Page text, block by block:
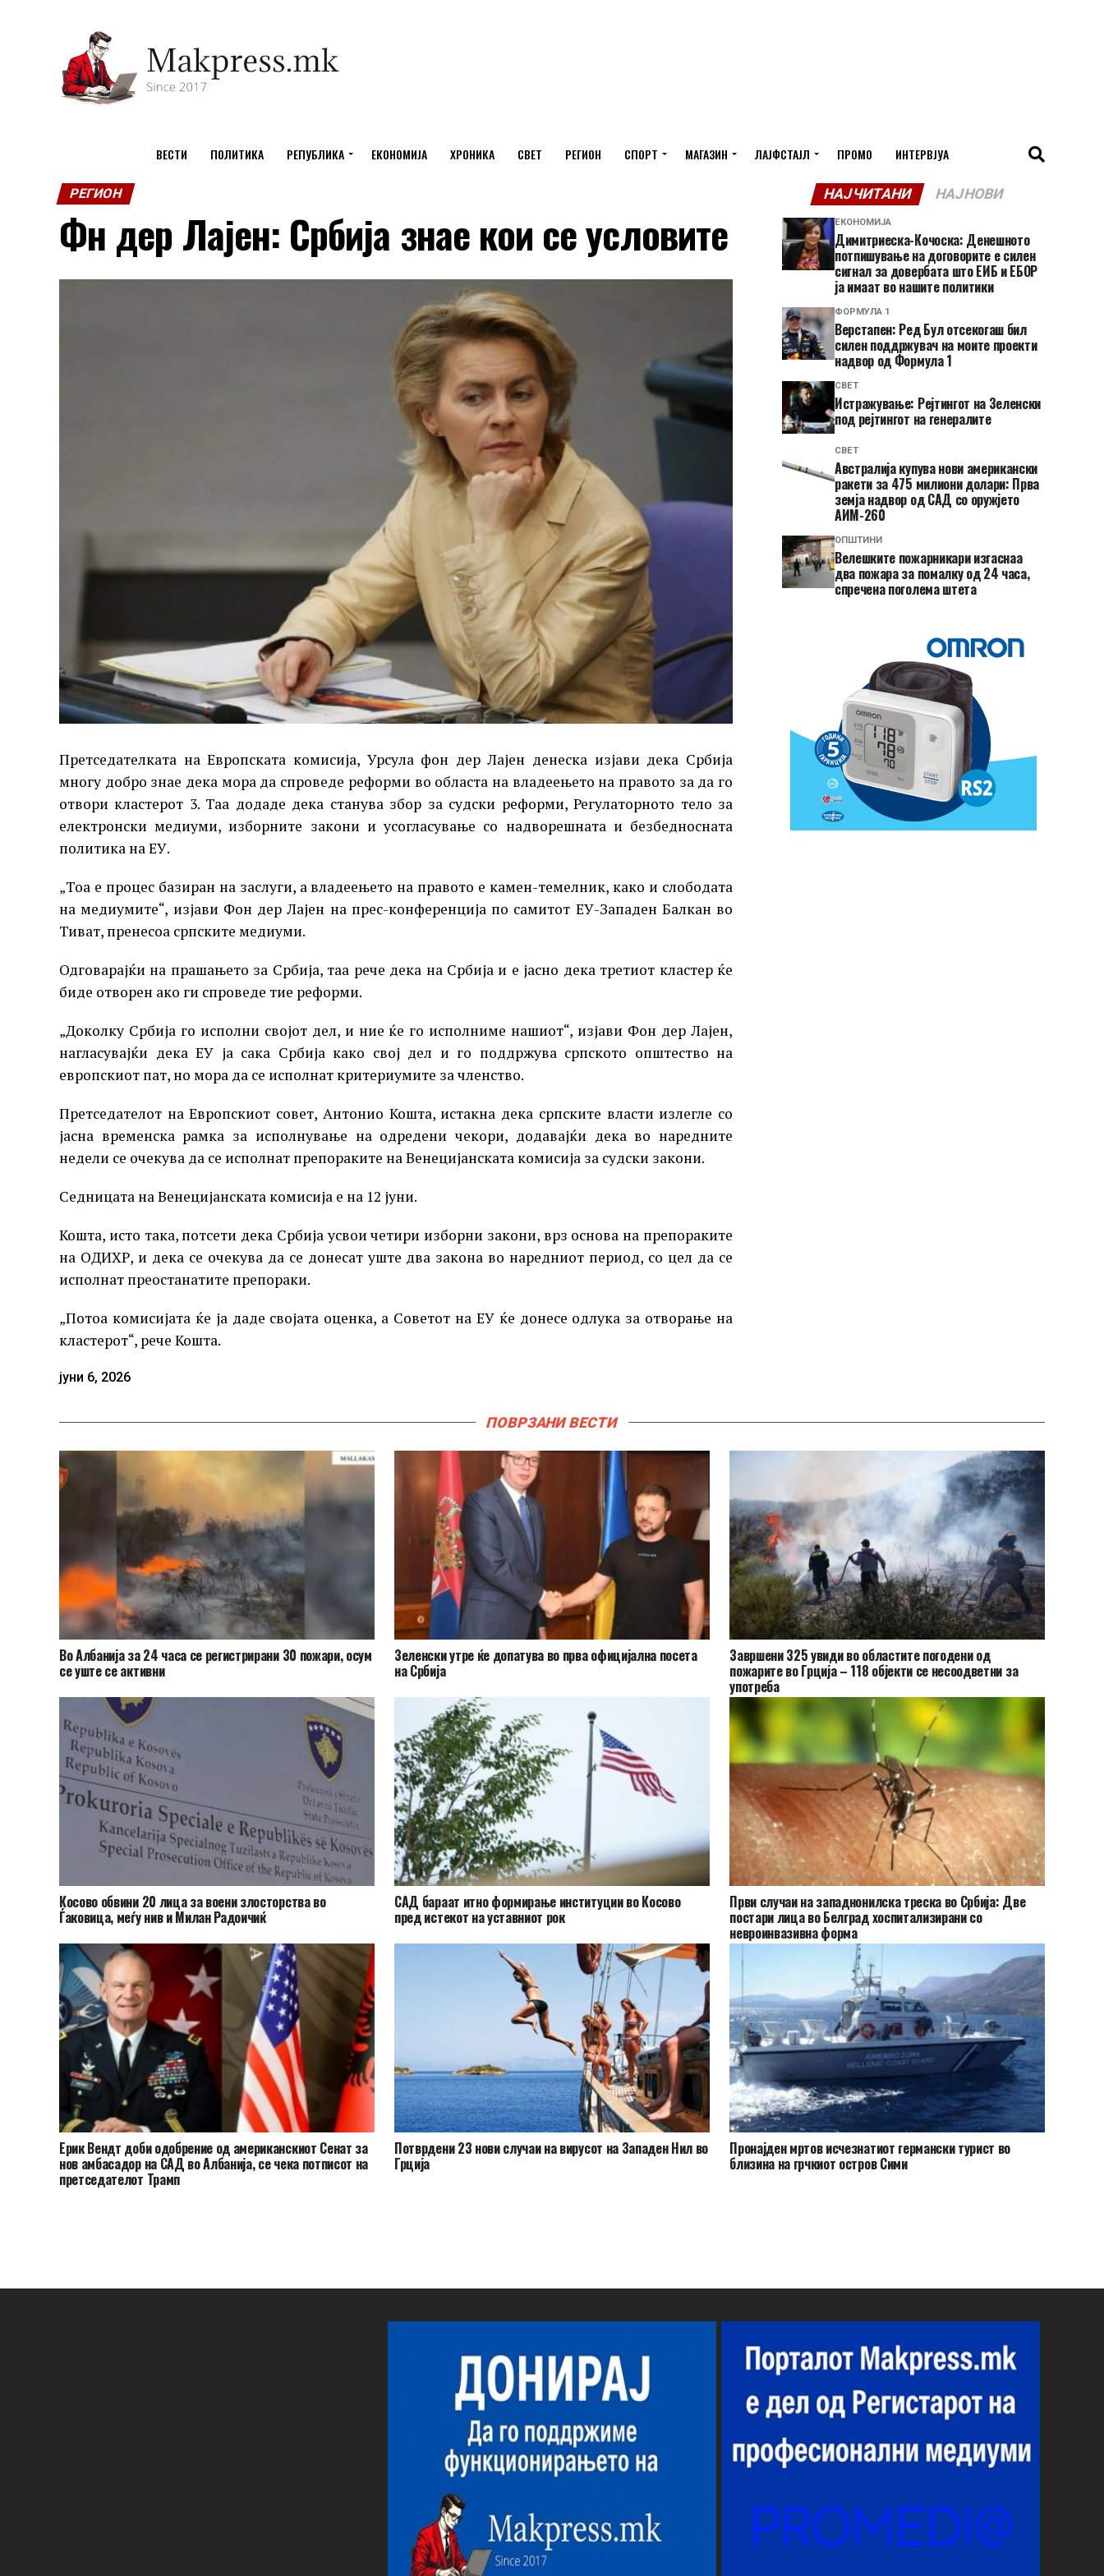
ВЕСТИ ПОЛИТИКА РЕПУБЛИКА ЕКОНОМИЈА ХРОНИКА СВЕТ РЕГИОН СПОРТ МАГАЗИН ЛАЈФСТАЈЛ ПРОМО ИНТЕРВЈУА
РЕГИОН
Фн дер Лајен: Србија знае кои се условите
Претседателката на Европската комисија, Урсула фон дер Лајен денеска изјави дека Србија
многу добро знае дека мора да спроведе реформи во областа на владеењето на правото за да го
отвори кластерот 3. Таа додаде дека станува збор за судски реформи, Регулаторното тело за
електронски медиуми, изборните закони и усогласување со надворешната и безбедносната
политика на ЕУ.
„Тоа е процес базиран на заслуги, а владеењето на правото е камен-темелник, како и слободата
на медиумите“, изјави Фон дер Лајен на прес-конференција по самитот ЕУ-Западен Балкан во
Тиват, пренесоа српските медиуми.
Одговарајќи на прашањето за Србија, таа рече дека на Србија и е јасно дека третиот кластер ќе
биде отворен ако ги спроведе тие реформи.
„Доколку Србија го исполни својот дел, и ние ќе го исполниме нашиот“, изјави Фон дер Лајен,
нагласувајќи дека ЕУ ја сака Србија како свој дел и го поддржува српското општество на
европскиот пат, но мора да се исполнат критериумите за членство.
Претседателот на Европскиот совет, Антонио Кошта, истакна дека српските власти излегле со
јасна временска рамка за исполнување на одредени чекори, додавајќи дека во наредните
недели се очекува да се исполнат препораките на Венецијанската комисија за судски закони.
Седницата на Венецијанската комисија е на 12 јуни.
Кошта, исто така, потсети дека Србија усвои четири изборни закони, врз основа на препораките
на ОДИХР, и дека се очекува да се донесат уште два закона во наредниот период, со цел да се
исполнат преостанатите препораки.
„Потоа комисијата ќе ја даде својата оценка, а Советот на ЕУ ќе донесе одлука за отворање на
кластерот“, рече Кошта.
јуни 6, 2026
НАЈЧИТАНИ НАЈНОВИ
ЕКОНОМИЈА
Димитриеска-Кочоска: Денешното
потпишување на договорите е силен
сигнал за довербата што ЕИБ и ЕБОР
ја имаат во нашите политики
ФОРМУЛА 1
Верстапен: Ред Бул отсекогаш бил
силен поддржувач на моите проекти
надвор од Формула 1
СВЕТ
Истражување: Рејтингот на Зеленски
под рејтингот на генералите
СВЕТ
Австралија купува нови американски
ракети за 475 милиони долари: Прва
земја надвор од САД со оружјето
АИМ-260
ОПШТИНИ
Велешките пожарникари изгаснаа
два пожара за помалку од 24 часа,
спречена поголема штета
ПОВРЗАНИ ВЕСТИ
Во Албанија за 24 часа се регистрирани 30 пожари, осум
се уште се активни
Зеленски утре ќе допатува во прва официјална посета
на Србија
Завршени 325 увиди во областите погодени од
пожарите во Грција – 118 објекти се несоодветни за
употреба
Косово обвини 20 лица за воени злосторства во
Ѓаковица, меѓу нив и Милан Радоичиќ
САД бараат итно формирање институции во Косово
пред истекот на уставниот рок
Први случаи на западнонилска треска во Србија: Две
постари лица во Белград хоспитализирани со
невроинвазивна форма
Ерик Вендт доби одобрение од американскиот Сенат за
нов амбасадор на САД во Албанија, се чека потписот на
претседателот Трамп
Потврдени 23 нови случаи на вирусот на Западен Нил во
Грција
Пронајден мртов исчезнатиот германски турист во
близина на грчкиот остров Сими